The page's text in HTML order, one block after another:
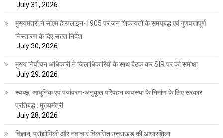
July 31, 2026
मुख्यमंत्री ने सीएम हेल्पलाइन-1905 पर जन शिकायतों के समयबद्ध एवं गुणवत्तापूर्ण
निस्तारण के दिए सख्त निर्देश
July 30, 2026
मुख्य निर्वाचन अधिकारी ने जिलाधिकारियों के साथ बैठक कर SIR पर की समीक्षा
July 29, 2026
स्वच्छ, आधुनिक एवं पर्यावरण-अनुकूल परिवहन व्यवस्था के निर्माण के लिए सरकार
प्रतिबद्ध : मुख्यमंत्री
July 28, 2026
विज्ञान, प्रौद्योगिकी और नवाचार विकसित उत्तराखंड की आधारशिला